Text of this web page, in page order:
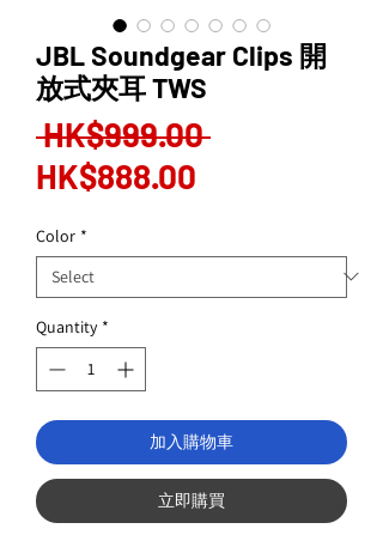
JBL Soundgear Clips 開
放式夾耳 TWS
HK$999.00 Regular
HK$888.00
Color *
Quantity *
加入購物車
立即購買